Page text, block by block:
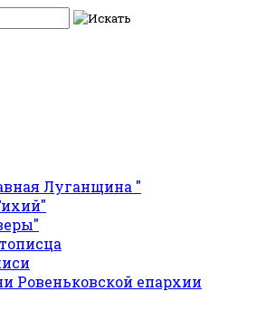
Луганщина "
Ровеньковской епархии